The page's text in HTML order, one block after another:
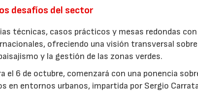
desafíos del sector
técnicas, casos prácticos y mesas redondas
ofreciendo una visión transversal
y la gestión de las zonas verdes.
el 6 de octubre, comenzará con una ponencia
en entornos urbanos, impartida por Sergio